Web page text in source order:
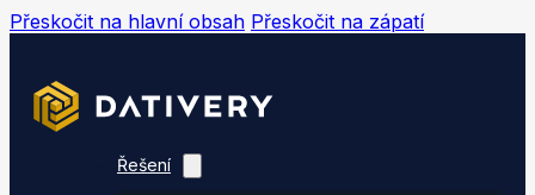
Přeskočit na hlavní obsah Přeskočit na zápatí
Řešení